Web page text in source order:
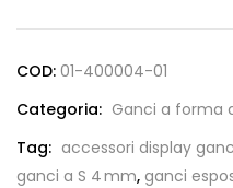
COD: 01-400004-01
Categoria: Ganci a forma
Tag: accessori display
ganci a S 4 mm, ganci